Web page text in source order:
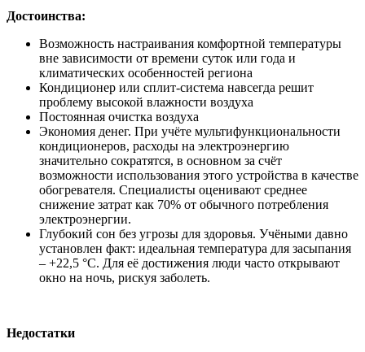
Достоинства:
Возможность настраивания комфортной температуры
вне зависимости от времени суток или года и
климатических особенностей региона
Кондиционер или сплит-система навсегда решит
проблему высокой влажности воздуха
Постоянная очистка воздуха
Экономия денег. При учёте мультифункциональности
кондиционеров, расходы на электроэнергию
значительно сократятся, в основном за счёт
возможности использования этого устройства в качестве
обогревателя. Специалисты оценивают среднее
снижение затрат как 70% от обычного потребления
электроэнергии.
Глубокий сон без угрозы для здоровья. Учёными давно
установлен факт: идеальная температура для засыпания
– +22,5 °C. Для её достижения люди часто открывают
окно на ночь, рискуя заболеть.
Недостатки